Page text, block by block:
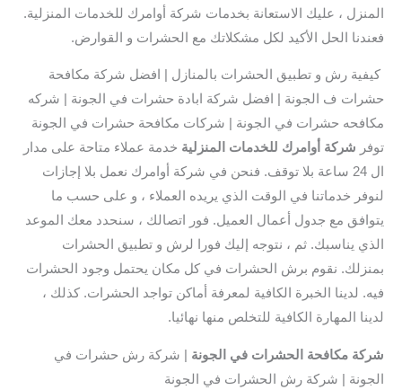
المنزل ، عليك الاستعانة بخدمات شركة أوامرك للخدمات المنزلية.
فعندنا الحل الأكيد لكل مشكلاتك مع الحشرات و القوارض.
كيفية رش و تطبيق الحشرات بالمنازل | افضل شركة مكافحة
حشرات ف الجونة | افضل شركة ابادة حشرات في الجونة | شركه
مكافحه حشرات في الجونة | شركات مكافحة حشرات في الجونة
توفر شركة أوامرك للخدمات المنزلية خدمة عملاء متاحة على مدار
ال 24 ساعة بلا توقف. فنحن في شركة أوامرك نعمل بلا إجازات
لنوفر خدماتنا في الوقت الذي يريده العملاء ، و على حسب ما
يتوافق مع جدول أعمال العميل. فور اتصالك ، سنحدد معك الموعد
الذي يناسبك. ثم ، نتوجه إليك فورا لرش و تطبيق الحشرات
بمنزلك. نقوم برش الحشرات في كل مكان يحتمل وجود الحشرات
فيه. لدينا الخبرة الكافية لمعرفة أماكن تواجد الحشرات. كذلك ،
لدينا المهارة الكافية للتخلص منها نهائيا.
شركة مكافحة الحشرات في الجونة | شركة رش حشرات في
الجونة | شركة رش الحشرات في الجونة